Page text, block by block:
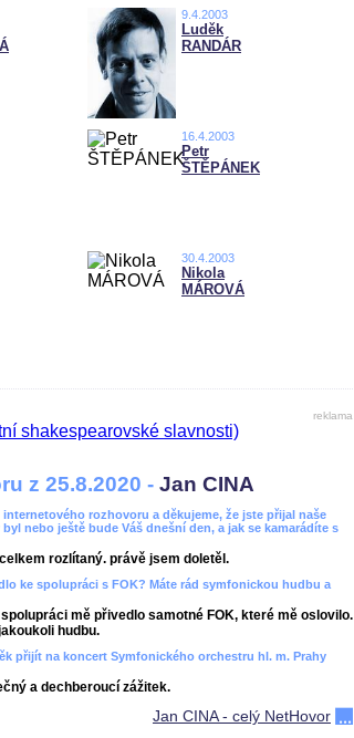
9.4.2003
Luděk
RANDÁR
16.4.2003
Petr
ŠTĚPÁNEK
30.4.2003
Nikola
MÁROVÁ
reklama
z 25.8.2020 - Jan CINA
internetového rozhovoru a děkujeme, že jste přijal naše
nebo ještě bude Váš dnešní den, a jak se kamarádíte s
rozlítaný. právě jsem doletěl.
ke spolupráci s FOK? Máte rád symfonickou hudbu a
mě přivedlo samotné FOK, které mě oslovilo.
hudbu.
přijít na koncert Symfonického orchestru hl. m. Prahy
a dechberoucí zážitek.
Jan CINA - celý NetHovor